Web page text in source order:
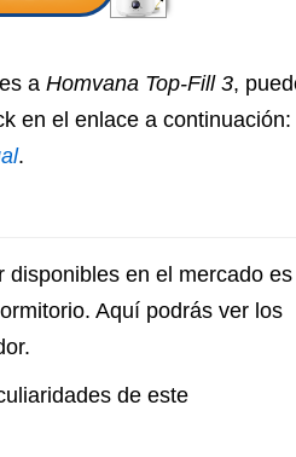
a Homvana Top-Fill 3,
en el enlace a continuación:
.
en el mercado es
Aquí podrás ver los
de este